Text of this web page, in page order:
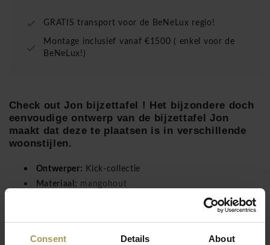
Consent Details About
GRATIS transport voor de BeNeLux regio!
Montage inclusief vanaf €1500 ( enkel voor de
BeNeLux!)
Check out Jon bijzettafel ! Het bijzondere doch
eenvoudige ontwerp van de bijzettafel Jon
maakt dat deze te plaatsen is in verschillende
woonstijlen.
Ontwerper:
Kick-collectie
Materiaal: mangohout
De bijzettafel is gemaakt van duurzaam mangohout en met
Lees meer